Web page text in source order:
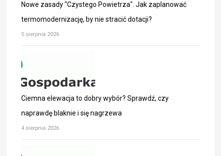
Nowe zasady "Czystego Powietrza". Jak zaplanować
termomodernizację, by nie stracić dotacji?
5 sierpnia 2026
Ciemna elewacja to dobry wybór? Sprawdź, czy
naprawdę blaknie i się nagrzewa
4 sierpnia 2026